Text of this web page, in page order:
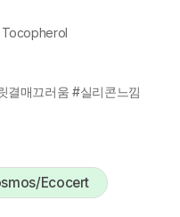
Tocopherol
결매끄러움 #실리콘느낌
Ecocert